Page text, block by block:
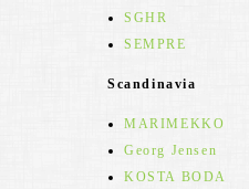
SGHR
SEMPRE
Scandinavia
MARIMEKKO
Georg Jensen
KOSTA BODA